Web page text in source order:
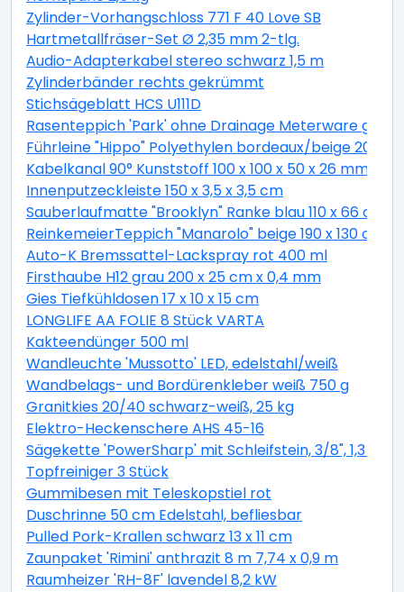
Zylinder-Vorhangschloss 771 F 40 Love SB
Hartmetallfräser-Set Ø 2,35 mm 2-tlg.
Audio-Adapterkabel stereo schwarz 1,5 m
Zylinderbänder rechts gekrümmt
Stichsägeblatt HCS U111D
Rasenteppich 'Park' ohne Drainage Meterware
Führleine "Hippo" Polyethylen bordeaux/beige 200
Kabelkanal 90° Kunststoff 100 x 100 x 50 x 26 mm
Innenputzeckleiste 150 x 3,5 x 3,5 cm
Sauberlaufmatte "Brooklyn" Ranke blau 110 x 66 cm
ReinkemeierTeppich "Manarolo" beige 190 x 130 cm
Auto-K Bremssattel-Lackspray rot 400 ml
Firsthaube H12 grau 200 x 25 cm x 0,4 mm
Gies Tiefkühldosen 17 x 10 x 15 cm
LONGLIFE AA FOLIE 8 Stück VARTA
Kakteendünger 500 ml
Wandleuchte 'Mussotto' LED, edelstahl/weiß
Wandbelags- und Bordürenkleber weiß 750 g
Granitkies 20/40 schwarz-weiß, 25 kg
Elektro-Heckenschere AHS 45-16
Sägekette 'PowerSharp' mit Schleifstein, 3/8", 1,3
Topfreiniger 3 Stück
Gummibesen mit Teleskopstiel rot
Duschrinne 50 cm Edelstahl, befliesbar
Pulled Pork-Krallen schwarz 13 x 11 cm
Zaunpaket 'Rimini' anthrazit 8 m 7,74 x 0,9 m
Raumheizer 'RH-8F' lavendel 8,2 kW